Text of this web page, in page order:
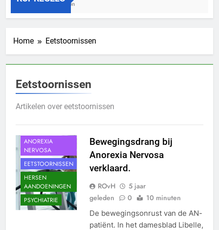
3 Jaar Geleden
Home Eetstoornissen
Eetstoornissen
Artikelen over eetstoornissen
ANOREXIA
NERVOSA
EETSTOORNISSEN
HERSEN
AANDOENINGEN
PSYCHIATRIE
Bewegingsdrang bij
Anorexia Nervosa
verklaard.
ROvH
5 jaar
geleden
0 10 minuten
De bewegingsonrust van de AN-
patiënt. In het damesblad Libelle,